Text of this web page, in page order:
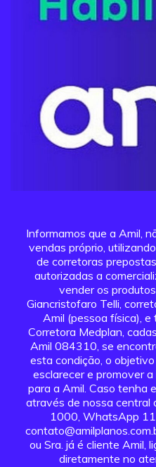
Informamos que a Amil,
vendas próprio,
de corretoras
autorizadas a
vender os
Giancristofaro Telli,
Amil (pessoa física),
Corretora Medplan,
Amil 084310, se
esta condição, o
esclarecer e promover
para a Amil. Caso tenha
através de nossa
1000, WhatsApp
ou Sra. já é cliente
diretamente no